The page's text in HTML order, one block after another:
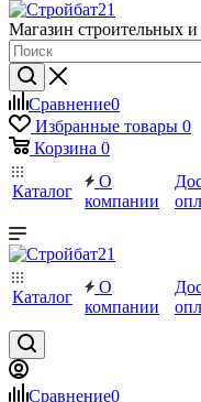
Магазин строительных
Сравнение0
Избранные товары 0
Корзина 0
Каталог
О
компании
Каталог
О
компании
Сравнение0